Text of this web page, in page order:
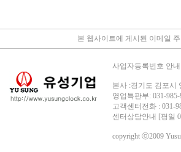
본 웹사이트에 게시된 이메일
사업자등록번호 안
본사 :경기도 김포시
영업특판부: 031-985-
고객센터전화 : 031-
센터상담안내 [평일
copyright ⓒ2009